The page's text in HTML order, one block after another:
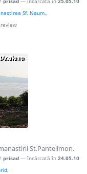
Sf. Naum.,
St.Pantelimon.
prisad — încărcată în 24.05.10
,